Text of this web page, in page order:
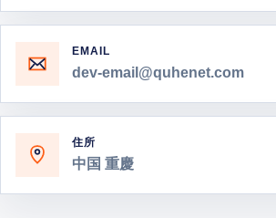
EMAIL
dev-email@quhenet.com
住所
中国 重慶